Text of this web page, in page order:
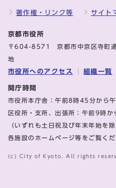
著作権・リンク等 サイト
京都市役所
〒604-8571 京都市中京区寺町
地
市役所へのアクセス 組織一覧
開庁時間
市役所本庁舎：午前8時45分から
区役所・支所、出張所：午前9時
（いずれも土日祝及び年末年始を
各施設のホームページ等をご覧くだ
(c) City of Kyoto. All rights